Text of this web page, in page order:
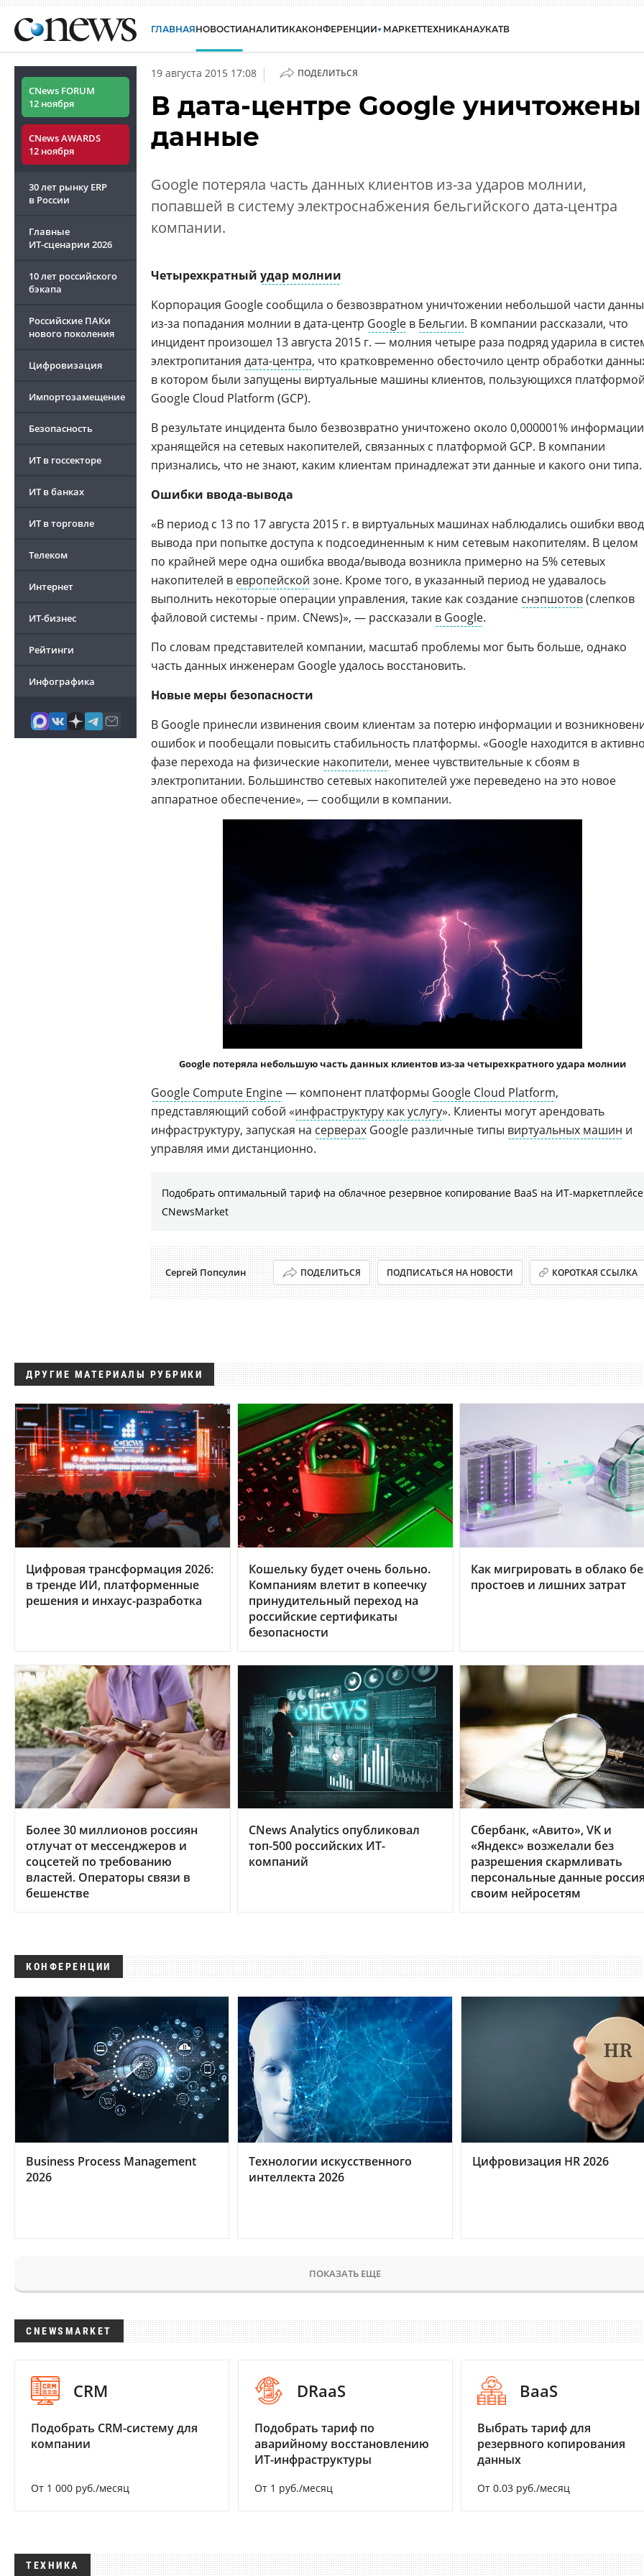
ГЛАВНАЯНОВОСТИАНАЛИТИКАКОНФЕРЕНЦИИ МАРКЕТТЕХНИКАНАУКАТВ
CNews FORUM
12 ноября
CNews AWARDS
12 ноября
30 лет рынку ERP
в России
Главные
ИТ-сценарии 2026
10 лет российского
бэкапа
Российские ПАКи
нового поколения
Цифровизация
Импортозамещение
Безопасность
ИТ в госсекторе
ИТ в банках
ИТ в торговле
Телеком
Интернет
ИТ-бизнес
Рейтинги
Инфографика
19 августа 2015 17:08 | ПОДЕЛИТЬСЯ
В дата-центре Google уничтожены
данные
Google потеряла часть данных клиентов из-за ударов молнии,
попавшей в систему электроснабжения бельгийского дата-центра
компании.
Четырехкратный удар молнии
Корпорация Google сообщила о безвозвратном уничтожении небольшой части
из-за попадания молнии в дата-центр Google в Бельгии. В компании рассказали, что
инцидент произошел 13 августа 2015 г. — молния четыре раза подряд ударила в
электропитания дата-центра, что кратковременно обесточило центр обработки
в котором были запущены виртуальные машины клиентов, пользующихся
Google Cloud Platform (GCP).
В результате инцидента было безвозвратно уничтожено около 0,000001%
хранящейся на сетевых накопителей, связанных с платформой GCP. В компании
признались, что не знают, каким клиентам принадлежат эти данные и какого они типа.
Ошибки ввода-вывода
«В период с 13 по 17 августа 2015 г. в виртуальных машинах наблюдались ошибки
вывода при попытке доступа к подсоединенным к ним сетевым накопителям. В целом
по крайней мере одна ошибка ввода/вывода возникла примерно на 5% сетевых
накопителей в европейской зоне. Кроме того, в указанный период не удавалось
выполнить некоторые операции управления, такие как создание снэпшотов(слепков
файловой системы - прим. CNews)», — рассказали в Google.
По словам представителей компании, масштаб проблемы мог быть больше, однако
часть данных инженерам Google удалось восстановить.
Новые меры безопасности
В Google принесли извинения своим клиентам за потерю информации и
ошибок и пообещали повысить стабильность платформы. «Google находится в
фазе перехода на физические накопители, менее чувствительные к сбоям в
электропитании. Большинство сетевых накопителей уже переведено на это новое
аппаратное обеспечение», — сообщили в компании.
Google потеряла небольшую часть данных клиентов из-за четырехкратного удара молнии
Google Compute Engine— компонент платформы Google Cloud Platform,
представляющий собой «инфраструктуру как услугу». Клиенты могут арендовать
инфраструктуру, запуская на серверах Google различные типы виртуальных машин и
управляя ими дистанционно.
Подобрать оптимальный тариф на облачное резервное копирование BaaS на ИТ-маркетплейсе
CNewsMarket
Сергей Попсулин ПОДЕЛИТЬСЯ ПОДПИСАТЬСЯ НА НОВОСТИ КОРОТКАЯ ССЫЛКА
ДРУГИЕ МАТЕРИАЛЫ РУБРИКИ
Цифровая трансформация 2026:
в тренде ИИ, платформенные
решения и инхаус-разработка
Кошельку будет очень больно.
Компаниям влетит в копеечку
принудительный переход на
российские сертификаты
безопасности
Как мигрировать в облако
простоев и лишних затрат
Более 30 миллионов россиян
отлучат от мессенджеров и
соцсетей по требованию
властей. Операторы связи в
бешенстве
CNews Analytics опубликовал
топ-500 российских ИТ-
компаний
Сбербанк, «Авито», VK и
«Яндекс» возжелали без
разрешения скармливать
персональные данные
своим нейросетям
КОНФЕРЕНЦИИ
Business Process Management
2026
Технологии искусственного
интеллекта 2026
Цифровизация HR 2026
ПОКАЗАТЬ ЕЩЕ
CNEWSMARKET
CRM
Подобрать CRM-систему для
компании
От 1 000 руб./месяц
DRaaS
Подобрать тариф по
аварийному восстановлению
ИТ-инфраструктуры
От 1 руб./месяц
BaaS
Выбрать тариф для
резервного копирования
данных
От 0.03 руб./месяц
ТЕХНИКА